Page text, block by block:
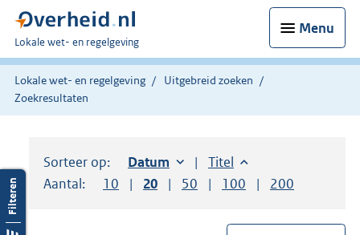
Menu
U
bent
hier:
Lokale wet- en regelgeving
Lokale wet- en regelgeving
Uitgebreid zoeken
Zoekresultaten
Sorteer op: Sorteer op:
Datum oplopendSorteer op:
Titel oplopend
Aantal:
Toon
10 resultaten per pagina
Toon
20 resultaten per pagina
Toon
50 resultaten per pagina
Toon
100 resultaten per
Toon
200